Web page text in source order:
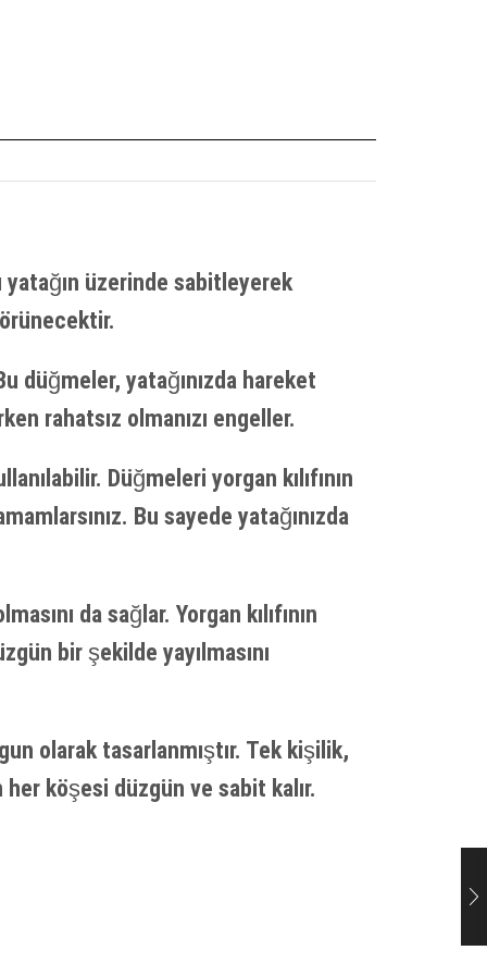
yatağın üzerinde sabitleyerek
düğmeler, yatağınızda hareket
rahatsız olmanızı engeller.
Düğmeleri yorgan kılıfının
Bu sayede yatağınızda
da sağlar. Yorgan kılıfının
bir şekilde yayılmasını
olarak tasarlanmıştır. Tek kişilik,
köşesi düzgün ve sabit kalır.